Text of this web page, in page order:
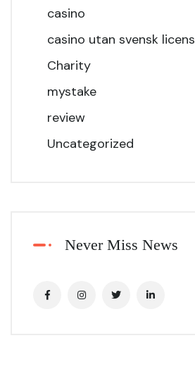
casino
casino utan svensk licens
Charity
mystake
review
Uncategorized
Never Miss News